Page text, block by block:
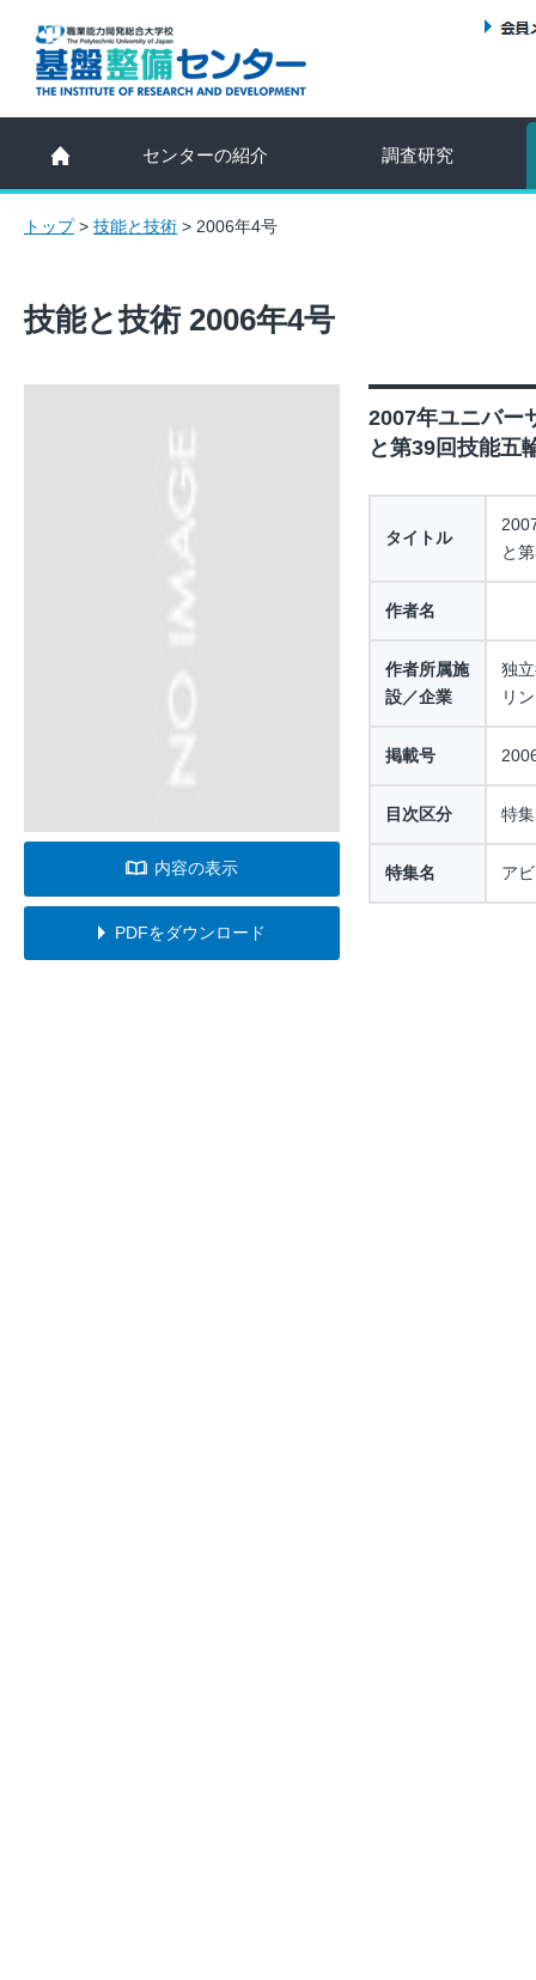
センターの紹介 調査研究
トップ> 技能と技術 > 2006年4号
技能と技術 2006年4号
内容の表示
PDFをダウンロード
2007年ユニバー
と第39回技能五
タイトル
と
作者名
作者所属施
設／企業
独
リ
掲載号
目次区分 特集
特集名 ア